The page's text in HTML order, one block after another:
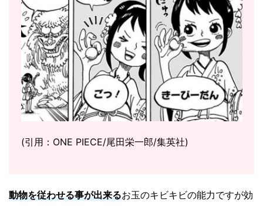
(引用：ONE PIECE/尾田栄一郎/集英社)
動物を従わせる事が出来るお玉のキビキビの能力ですが効